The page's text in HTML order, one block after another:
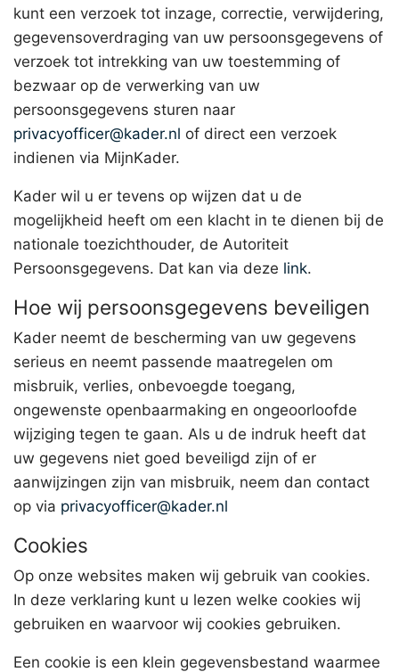
kunt een verzoek tot inzage, correctie, verwijdering,
gegevensoverdraging van uw persoonsgegevens of
verzoek tot intrekking van uw toestemming of
bezwaar op de verwerking van uw
persoonsgegevens sturen naar
privacyofficer@kader.nl of direct een verzoek
indienen via MijnKader.
Kader wil u er tevens op wijzen dat u de
mogelijkheid heeft om een klacht in te dienen bij de
nationale toezichthouder, de Autoriteit
Persoonsgegevens. Dat kan via deze link.
Hoe wij persoonsgegevens beveiligen
Kader neemt de bescherming van uw gegevens
serieus en neemt passende maatregelen om
misbruik, verlies, onbevoegde toegang,
ongewenste openbaarmaking en ongeoorloofde
wijziging tegen te gaan. Als u de indruk heeft dat
uw gegevens niet goed beveiligd zijn of er
aanwijzingen zijn van misbruik, neem dan contact
op via privacyofficer@kader.nl
Cookies
Op onze websites maken wij gebruik van cookies.
In deze verklaring kunt u lezen welke cookies wij
gebruiken en waarvoor wij cookies gebruiken.
Een cookie is een klein gegevensbestand waarmee